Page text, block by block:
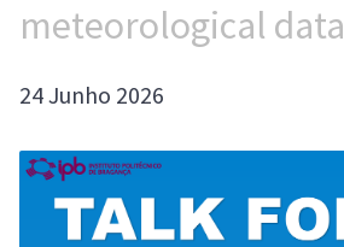
meteorological data
24 Junho 2026